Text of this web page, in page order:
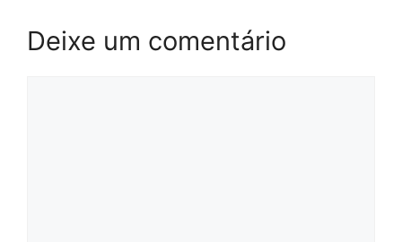
Deixe um comentário